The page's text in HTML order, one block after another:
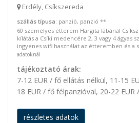
Erdély, Csíkszereda
szállás típusa: panzió, panzió **
60 személyes étterem Hargita lábánál
kílátás a Csíki medencére 2, 3 vagy 4 ágyas
ingyenes wifi használat az étteremben és a
adatoknál
tájékoztató árak:
7-12 EUR / fő ellátás nélkül, 11-15
18 EUR / fő félpanzióval, 20-22
részletes adatok